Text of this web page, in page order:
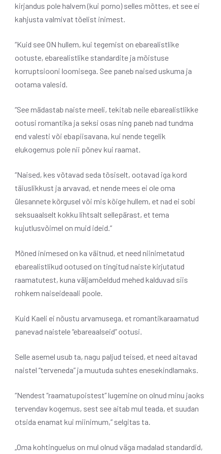
kirjandus pole halvem (kui porno) selles mõttes, et see ei
kahjusta valmivat tõelist inimest.
“Kuid see ON hullem, kui tegemist on ebarealistlike
ootuste, ebarealistlike standardite ja mõistuse
korruptsiooni loomisega. See paneb naised uskuma ja
ootama valesid.
“See mädastab naiste meeli, tekitab neile ebarealistlikke
ootusi romantika ja seksi osas ning paneb nad tundma
end valesti või ebapiisavana, kui nende tegelik
elukogemus pole nii põnev kui raamat.
“Naised, kes võtavad seda tõsiselt, ootavad iga kord
täiuslikkust ja arvavad, et nende mees ei ole oma
ülesannete kõrgusel või mis kõige hullem, et nad ei sobi
seksuaalselt kokku lihtsalt sellepärast, et tema
kujutlusvõimel on muid ideid.”
Mõned inimesed on ka väitnud, et need niinimetatud
ebarealistlikud ootused on tingitud naiste kirjutatud
raamatutest, kuna väljamõeldud mehed kalduvad siis
rohkem naiseideaali poole.
Kuid Kaeli ei nõustu arvamusega, et romantikaraamatud
panevad naistele “ebareaalseid” ootusi.
Selle asemel usub ta, nagu paljud teised, et need aitavad
naistel “terveneda” ja muutuda suhtes enesekindlamaks.
“Nendest “raamatupoistest” lugemine on olnud minu jaoks
tervendav kogemus, sest see aitab mul teada, et suudan
otsida enamat kui miinimum,” selgitas ta.
„Oma kohtinguelus on mul olnud väga madalad standardid,